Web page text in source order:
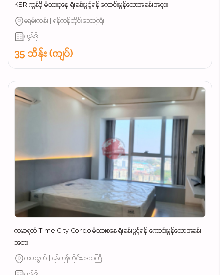
KER ကွန်ဒို မိသားစုနေ ရုံးခန်းဖွင့်ရန် ကောင်းမွန်သောအခန်းအငှား
မရမ်းကုန်း | ရန်ကုန်တိုင်းဒေသကြီး
ကွန်ဒို
35 သိန်း (ကျပ်)
ကမာရွတ် Time City Condo မိသားစုနေ ရုံးခန်းဖွင့်ရန် ကောင်းမွန်သောအခန်း
အငှား
ကမာရွတ် | ရန်ကုန်တိုင်းဒေသကြီး